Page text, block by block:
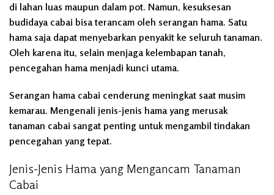
di lahan luas maupun dalam pot. Namun, kesuksesan
budidaya cabai bisa terancam oleh serangan hama. Satu
hama saja dapat menyebarkan penyakit ke seluruh tanaman.
Oleh karena itu, selain menjaga kelembapan tanah,
pencegahan hama menjadi kunci utama.
Serangan hama cabai cenderung meningkat saat musim
kemarau. Mengenali jenis-jenis hama yang merusak
tanaman cabai sangat penting untuk mengambil tindakan
pencegahan yang tepat.
Jenis-Jenis Hama yang Mengancam Tanaman
Cabai